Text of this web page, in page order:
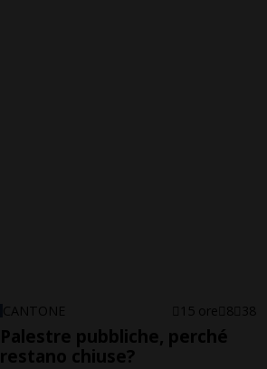
CANTONE 15 ore 8 38
Palestre pubbliche, perché
restano chiuse?